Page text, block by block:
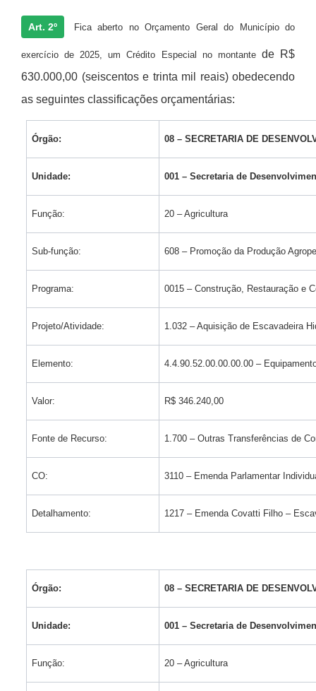
Art. 2º Fica aberto no Orçamento Geral do Município do
exercício de 2025, um Crédito Especial no montante de R$
630.000,00 (seiscentos e trinta mil reais) obedecendo
as seguintes classificações orçamentárias:
Órgão: 08 – SECRETARIA DE
Unidade: 001 – Secretaria de
Função: 20 – Agricultura
Sub-função: 608 – Promoção da Produção
Programa: 0015 – Construção, Restauração e
Projeto/Atividade: 1.032 – Aquisição de Escavadeira
Elemento: 4.4.90.52.00.00.00.00 –
Valor: R$ 346.240,00
Fonte de Recurso: 1.700 – Outras Transferências de
CO: 3110 – Emenda Parlamentar
Detalhamento: 1217 – Emenda Covatti Filho –
Órgão: 08 – SECRETARIA DE
Unidade: 001 – Secretaria de
Função: 20 – Agricultura